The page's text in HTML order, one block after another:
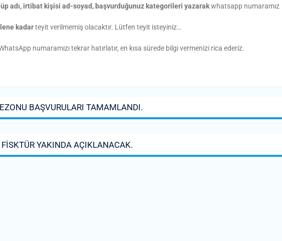
adı, irtibat kişisi ad-soyad, başvurduğunuz kategorileri yazarakwhatsapp numaramız
kadarteyit verilmemiş olacaktır. Lütfen teyit isteyiniz…
numaramızı tekrar hatırlatır, en kısa sürede bilgi vermenizi rica ederiz.
BAŞVURULARI TAMAMLANDI.
FİSKTÜR YAKINDA AÇIKLANACAK.